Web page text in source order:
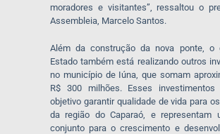
moradores e visitantes”, ressaltou o
Assembleia, Marcelo Santos.
Além da construção da nova ponte, o
Estado também está realizando outros
no município de Iúna, que somam
R$ 300 milhões. Esses
objetivo garantir qualidade de vida para
da região do Caparaó, e representam
conjunto para o crescimento e